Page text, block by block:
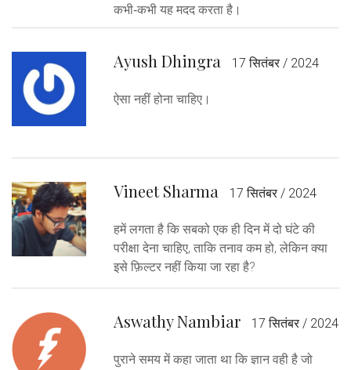
कभी‑कभी यह मदद करता है।
Ayush Dhingra 17 सितंबर / 2024
ऐसा नहीं होना चाहिए।
Vineet Sharma 17 सितंबर / 2024
हमें लगता है कि सबको एक ही दिन में दो घंटे की
परीक्षा देना चाहिए, ताकि तनाव कम हो, लेकिन क्या
इसे फ़िल्टर नहीं किया जा रहा है?
Aswathy Nambiar 17 सितंबर / 2024
पुराने समय में कहा जाता था कि ज्ञान वही है जो